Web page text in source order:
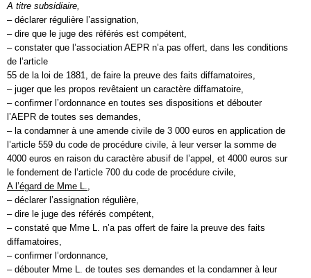
A titre subsidiaire,
– déclarer régulière l’assignation,
– dire que le juge des référés est compétent,
– constater que l’association AEPR n’a pas offert, dans les conditions
de l’article
55 de la loi de 1881, de faire la preuve des faits diffamatoires,
– juger que les propos revêtaient un caractère diffamatoire,
– confirmer l’ordonnance en toutes ses dispositions et débouter
l’AEPR de toutes ses demandes,
– la condamner à une amende civile de 3 000 euros en application de
l’article 559 du code de procédure civile, à leur verser la somme de
4000 euros en raison du caractère abusif de l’appel, et 4000 euros sur
le fondement de l’article 700 du code de procédure civile,
A l’égard de Mme L.,
– déclarer l’assignation régulière,
– dire le juge des référés compétent,
– constaté que Mme L. n’a pas offert de faire la preuve des faits
diffamatoires,
– confirmer l’ordonnance,
– débouter Mme L. de toutes ses demandes et la condamner à leur